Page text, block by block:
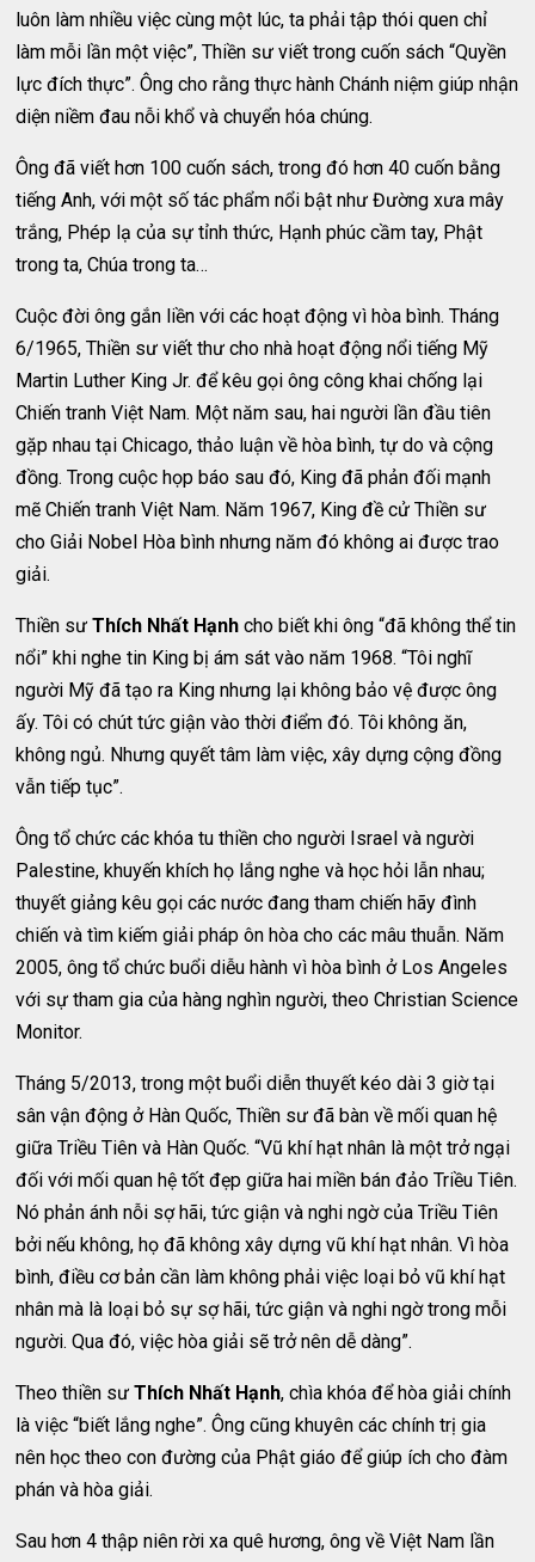
luôn làm nhiều việc cùng một lúc, ta phải tập thói quen chỉ
làm mỗi lần một việc”, Thiền sư viết trong cuốn sách “Quyền
lực đích thực”. Ông cho rằng thực hành Chánh niệm giúp nhận
diện niềm đau nỗi khổ và chuyển hóa chúng.
Ông đã viết hơn 100 cuốn sách, trong đó hơn 40 cuốn bằng
tiếng Anh, với một số tác phẩm nổi bật như Đường xưa mây
trắng, Phép lạ của sự tỉnh thức, Hạnh phúc cầm tay, Phật
trong ta, Chúa trong ta…
Cuộc đời ông gắn liền với các hoạt động vì hòa bình. Tháng
6/1965, Thiền sư viết thư cho nhà hoạt động nổi tiếng Mỹ
Martin Luther King Jr. để kêu gọi ông công khai chống lại
Chiến tranh Việt Nam. Một năm sau, hai người lần đầu tiên
gặp nhau tại Chicago, thảo luận về hòa bình, tự do và cộng
đồng. Trong cuộc họp báo sau đó, King đã phản đối mạnh
mẽ Chiến tranh Việt Nam. Năm 1967, King đề cử Thiền sư
cho Giải Nobel Hòa bình nhưng năm đó không ai được trao
giải.
Thiền sưThích Nhất Hạnh cho biết khi ông “đã không thể tin
nổi” khi nghe tin King bị ám sát vào năm 1968. “Tôi nghĩ
người Mỹ đã tạo ra King nhưng lại không bảo vệ được ông
ấy. Tôi có chút tức giận vào thời điểm đó. Tôi không ăn,
không ngủ. Nhưng quyết tâm làm việc, xây dựng cộng đồng
vẫn tiếp tục”.
Ông tổ chức các khóa tu thiền cho người Israel và người
Palestine, khuyến khích họ lắng nghe và học hỏi lẫn nhau;
thuyết giảng kêu gọi các nước đang tham chiến hãy đình
chiến và tìm kiếm giải pháp ôn hòa cho các mâu thuẫn. Năm
2005, ông tổ chức buổi diễu hành vì hòa bình ở Los Angeles
với sự tham gia của hàng nghìn người, theo Christian Science
Monitor.
Tháng 5/2013, trong một buổi diễn thuyết kéo dài 3 giờ tại
sân vận động ở Hàn Quốc, Thiền sư đã bàn về mối quan hệ
giữa Triều Tiên và Hàn Quốc. “Vũ khí hạt nhân là một trở ngại
đối với mối quan hệ tốt đẹp giữa hai miền bán đảo Triều Tiên.
Nó phản ánh nỗi sợ hãi, tức giận và nghi ngờ của Triều Tiên
bởi nếu không, họ đã không xây dựng vũ khí hạt nhân. Vì hòa
bình, điều cơ bản cần làm không phải việc loại bỏ vũ khí hạt
nhân mà là loại bỏ sự sợ hãi, tức giận và nghi ngờ trong mỗi
người. Qua đó, việc hòa giải sẽ trở nên dễ dàng”.
Theo thiền sư Thích Nhất Hạnh, chìa khóa để hòa giải chính
là việc “biết lắng nghe”. Ông cũng khuyên các chính trị gia
nên học theo con đường của Phật giáo để giúp ích cho đàm
phán và hòa giải.
Sau hơn 4 thập niên rời xa quê hương, ông về Việt Nam lần